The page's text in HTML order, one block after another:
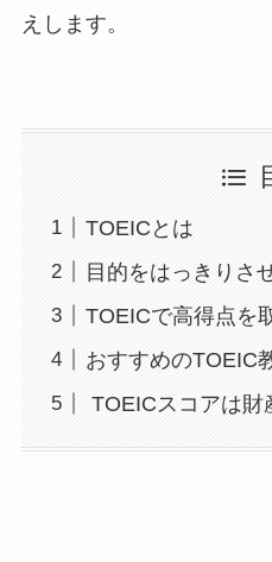
えします。
TOEICとは
目的をはっきりさ
TOEICで高得点を
おすすめのTOEIC
TOEICスコアは財